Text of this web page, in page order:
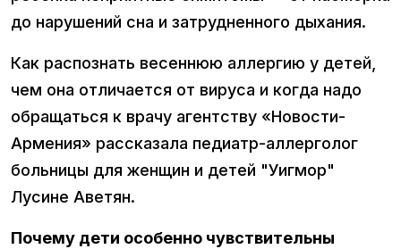
до нарушений сна и затрудненного дыхания.
Как распознать весеннюю аллергию у детей,
чем она отличается от вируса и когда надо
обращаться к врачу агентству «Новости-
Армения» рассказала педиатр-аллерголог
больницы для женщин и детей "Уигмор"
Лусине Аветян.
Почему дети особенно чувствительны